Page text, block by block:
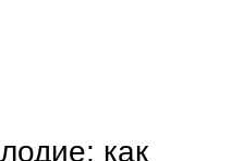
как